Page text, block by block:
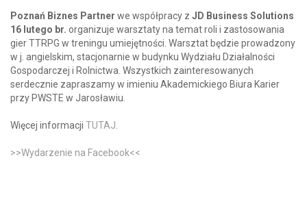
Poznań Biznes Partner we współpracy z JD Business Solutions
16 lutego br. organizuje warsztaty na temat roli i zastosowania
gier TTRPG w treningu umiejętności. Warsztat będzie prowadzony
w j. angielskim, stacjonarnie w budynku Wydziału Działalności
Gospodarczej i Rolnictwa. Wszystkich zainteresowanych
serdecznie zapraszamy w imieniu Akademickiego Biura Karier
przy PWSTE w Jarosławiu.
Więcej informacji TUTAJ.
>>Wydarzenie na Facebook<<